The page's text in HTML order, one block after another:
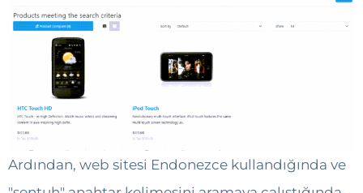
Ardından, web sitesi Endonezce kullandığında ve